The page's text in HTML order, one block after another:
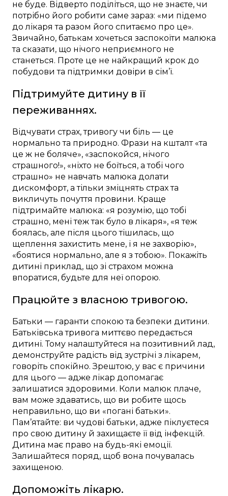
не буде. Відверто поділіться, що не знаєте, чи
потрібно його робити саме зараз: «ми підемо
до лікаря та разом його спитаємо про це».
Звичайно, батькам хочеться заспокоїти малюка
та сказати, що нічого неприємного не
станеться. Проте це не найкращий крок до
побудови та підтримки довіри в сім’ї.
Підтримуйте дитину в її
переживаннях.
Відчувати страх, тривогу чи біль — це
нормально та природно. Фрази на кшталт «та
це ж не боляче», «заспокойся, нічого
страшного!», «ніхто не боїться, а тобі чого
страшно» не навчать малюка долати
дискомфорт, а тільки зміцнять страх та
викличуть почуття провини. Краще
підтримайте малюка: «я розумію, що тобі
страшно, мені теж так було в лікаря», «я теж
боялась, але після цього тішилась, що
щеплення захистить мене, і я не захворію»,
«боятися нормально, але я з тобою». Покажіть
дитині приклад, що зі страхом можна
впоратися, будьте для неї опорою.
Працюйте з власною тривогою.
Батьки — гаранти спокою та безпеки дитини.
Батьківська тривога миттєво передається
дитині. Тому налаштуйтеся на позитивний лад,
демонструйте радість від зустрічі з лікарем,
говоріть спокійно. Зрештою, у вас є причини
для цього — адже лікар допомагає
залишатися здоровими. Коли малюк плаче,
вам може здаватись, що ви робите щось
неправильно, що ви «погані батьки».
Пам’ятайте: ви чудові батьки, адже піклуєтеся
про свою дитину й захищаєте її від інфекцій.
Дитина має право на будь-які емоції.
Залишайтеся поряд, щоб вона почувалась
захищеною.
Допоможіть лікарю.